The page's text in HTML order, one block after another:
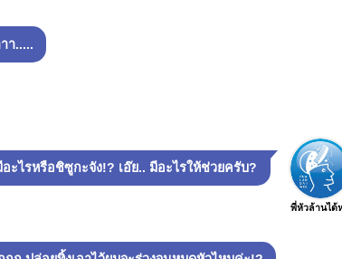
า.....
พี่หัวล้านได้
อะไรหรือชิซูกะจัง!? เอ๊ย.. มีอะไรให้ช่วยครับ?